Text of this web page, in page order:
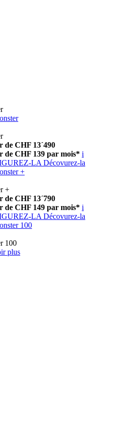
de CHF 13´490
de CHF 139 par mois* i
LA Décovurez-la
+
+
de CHF 13´790
de CHF 149 par mois* i
LA Décovurez-la
100
100
plus